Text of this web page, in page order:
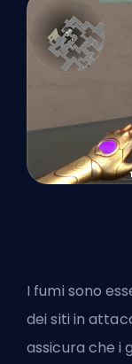
I fumi sono
dei siti in
assicura che i